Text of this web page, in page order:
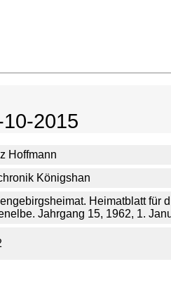
2015
Hoffmann
Königshan
Heimatblatt für
Jahrgang 15, 1962, 1.